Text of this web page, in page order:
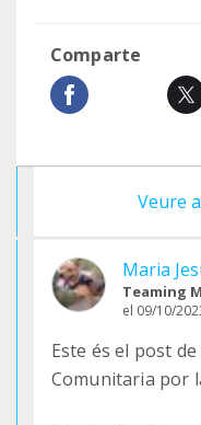
Comparte
Veure
Maria
Teaming
el 09/10/
Este és el post
Comunitaria por